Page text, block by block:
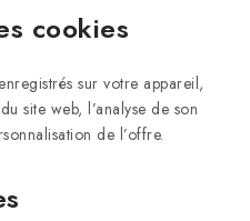
cookies
sur votre appareil,
site web, l’analyse de son
de l’offre.